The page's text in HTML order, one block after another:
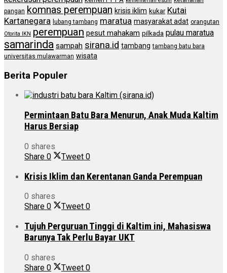
pangan komnas perempuan krisis iklim kukar Kutai
Kartanegara lubang tambang maratua masyarakat adat orangutan
Otorita IKN perempuan pesut mahakam pilkada pulau maratua
samarinda sampah sirana.id tambang tambang batu bara
universitas mulawarman wisata
Berita Populer
Permintaan Batu Bara Menurun, Anak Muda Kaltim
Harus Bersiap
0 shares
Share 0 Tweet 0
Krisis Iklim dan Kerentanan Ganda Perempuan
0 shares
Share 0 Tweet 0
Tujuh Perguruan Tinggi di Kaltim ini, Mahasiswa
Barunya Tak Perlu Bayar UKT
0 shares
Share 0 Tweet 0